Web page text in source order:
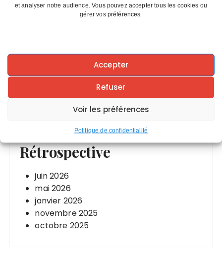
et analyser notre audience. Vous pouvez accepter tous les cookies ou
gérer vos préférences.
Accepter
Refuser
Voir les préférences
Politique de confidentialité
La magie du plateau de Valensole
Le Phénix : Symbole de résurrection
Des premiers combats humains à l’art
martial : l’histoire ancienne de la lutte
Symbolique du nombre 14
Rétrospective
juin 2026
mai 2026
janvier 2026
novembre 2025
octobre 2025